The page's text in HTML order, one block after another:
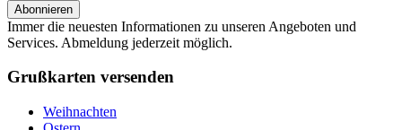
Immer die neuesten Informationen zu unseren Angeboten und
Services. Abmeldung jederzeit möglich.
Grußkarten versenden
Weihnachten